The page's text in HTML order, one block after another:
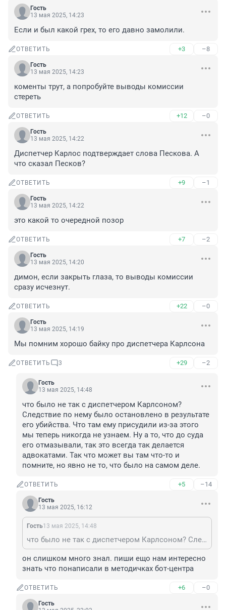
Гость
13 мая 2025, 14:23
Если и был какой грех, то его давно замолили.
ОТВЕТИТЬ +3 –8
Гость
13 мая 2025, 14:23
коменты трут, а попробуйте выводы комиссии
стереть
ОТВЕТИТЬ +12 –0
Гость
13 мая 2025, 14:22
Диспетчер Карлос подтверждает слова Пескова. А
что сказал Песков?
ОТВЕТИТЬ +9 –1
Гость
13 мая 2025, 14:22
это какой то очередной позор
ОТВЕТИТЬ +7 –2
Гость
13 мая 2025, 14:20
димон, если закрыть глаза, то выводы комиссии
сразу исчезнут.
ОТВЕТИТЬ +22 –0
Гость
13 мая 2025, 14:19
Мы помним хорошо байку про диспетчера Карлсона
ОТВЕТИТЬ 3 +29 –2
Гость
13 мая 2025, 14:48
что было не так с диспетчером Карлсоном?
Следствие по нему было остановлено в результате
его убийства. Что там ему присудили из-за этого
мы теперь никогда не узнаем. Ну а то, что до суда
его отмазывали, так это всегда так делается
адвокатами. Так что может вы там что-то и
помните, но явно не то, что было на самом деле.
ОТВЕТИТЬ +5 –14
Гость
13 мая 2025, 16:12
Гость13 мая 2025, 14:48
что было не так с диспетчером Карлсоном? Следствие по нему было остановлено в результате его убийства. Что там ему присудили из-за этого мы теперь никогда не узнаем. Ну а то, что до суда его отмазывали, так это всегда так делается адвокатами. Так что может вы там что-то и помните, но явно не то, что было на самом деле.
он слишком много знал. пиши ещо нам интересно
знать что понаписали в методичках бот-центра
ОТВЕТИТЬ +6 –0
Гость